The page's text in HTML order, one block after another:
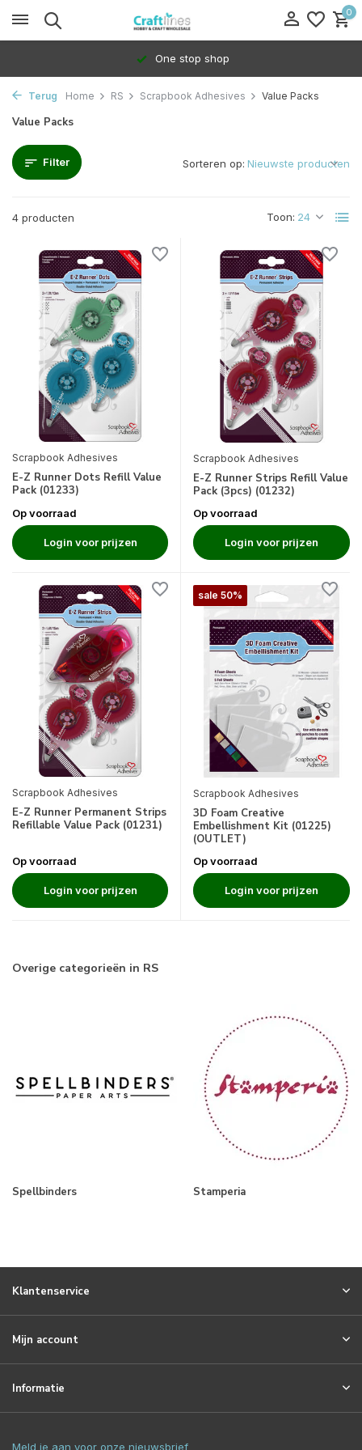
0
One stop shop
Terug Home RS Scrapbook Adhesives Value Packs
Value Packs
Filter
4 producten Toon:
Sorteren op:
Scrapbook Adhesives
E-Z Runner Dots Refill Value
Pack (01233)
Op voorraad
Login voor prijzen
Scrapbook Adhesives
E-Z Runner Strips Refill Value
Pack (3pcs) (01232)
Op voorraad
Login voor prijzen
Scrapbook Adhesives
E-Z Runner Permanent Strips
Refillable Value Pack (01231)
Op voorraad
Login voor prijzen
sale 50%
Scrapbook Adhesives
3D Foam Creative
Embellishment Kit (01225)
(OUTLET)
Op voorraad
Login voor prijzen
Overige categorieën in RS
Spellbinders Stamperia
Klantenservice
Mijn account
Informatie
Meld je aan voor onze nieuwsbrief